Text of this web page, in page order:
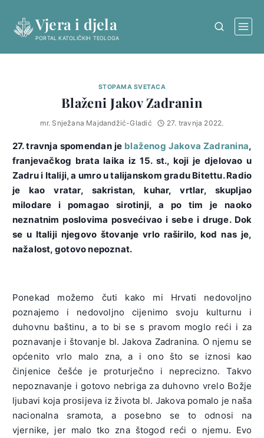
content
Vjera i djela
PORTAL KATOLIČKIH TEOLOGA
STOPAMA SVETACA
Blaženi Jakov Zadranin
mr. Snježana Majdandžić-Gladić 27. travnja 2022.
27. travnja spomendan je blaženog Jakova Zadranina,
franjevačkog brata laika iz 15. st., koji je djelovao u
Zadru i Italiji, a umro u talijanskom gradu Bitettu. Radio
je kao vratar, sakristan, kuhar, vrtlar, skupljao
milodare i pomagao sirotinji, a po tim je naoko
neznatnim poslovima posvećivao i sebe i druge. Dok
se u Italiji njegovo štovanje vrlo raširilo, kod nas je,
nažalost, gotovo nepoznat.
Ponekad možemo čuti kako mi Hrvati nedovoljno
poznajemo i nedovoljno cijenimo svoju kulturnu i
duhovnu baštinu, a to bi se s pravom moglo reći i za
poznavanje i štovanje bl. Jakova Zadranina. O njemu se
općenito vrlo malo zna, a i ono što se iznosi kao
činjenice češće je proturječno i neprecizno. Takvo
nepoznavanje i gotovo nebriga za duhovno vrelo Božje
ljubavi koja prosijeva iz života bl. Jakova pomalo je naša
nacionalna sramota, a posebno se to odnosi na
vjernike, jer malo tko zna štogod reći o njemu. Evo